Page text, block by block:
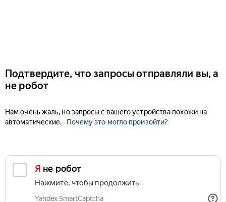
Подтвердите, что запросы отправляли вы, а
не робот
Нам очень жаль, но запросы с вашего устройства похожи на
автоматические.
Почему это могло произойти?
Я не робот
Нажмите, чтобы продолжить
Yandex SmartCaptcha